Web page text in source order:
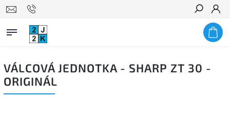
Hledat
VÁLCOVÁ JEDNOTKA - SHARP ZT 30 -
ORIGINÁL